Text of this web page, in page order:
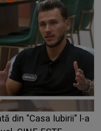
din "Casa Iubirii" l-a